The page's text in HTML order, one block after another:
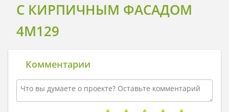
С КИРПИЧНЫМ ФАСАДОМ
4M129
Комментарии